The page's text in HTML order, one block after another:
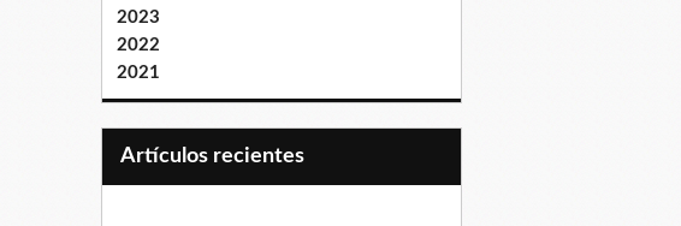
2023
2022
2021
Artículos recientes